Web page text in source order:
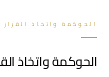
الحوكمة واتخاذ القرار
الحوكمة واتخاذ